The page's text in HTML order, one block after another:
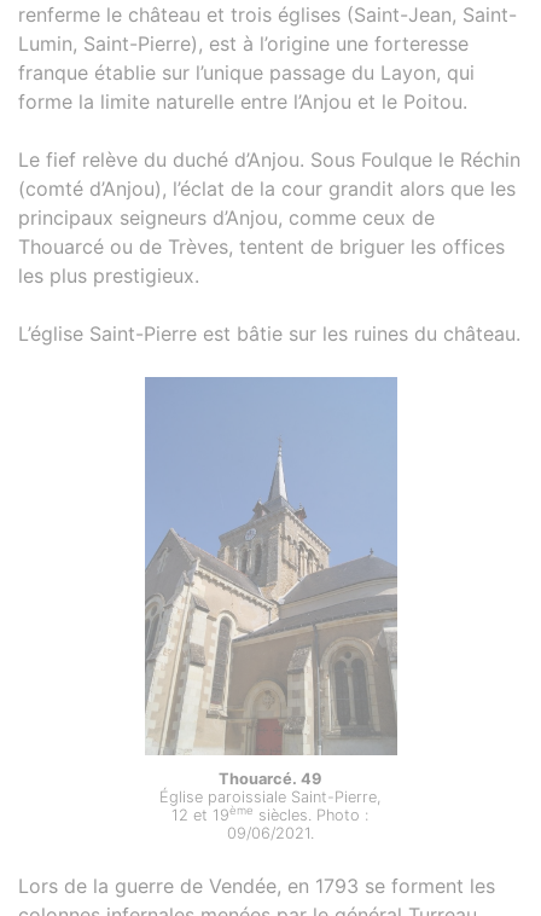
renferme le château et trois églises (Saint-Jean, Saint-
Lumin, Saint-Pierre), est à l’origine une forteresse
franque établie sur l’unique passage du Layon, qui
forme la limite naturelle entre l’Anjou et le Poitou.
Le fief relève du duché d’Anjou. Sous Foulque le Réchin
(comté d’Anjou), l’éclat de la cour grandit alors que les
principaux seigneurs d’Anjou, comme ceux de
Thouarcé ou de Trèves, tentent de briguer les offices
les plus prestigieux.
L’église Saint-Pierre est bâtie sur les ruines du château.
Thouarcé. 49
Église paroissiale Saint-Pierre,
12 et 19ème siècles. Photo :
09/06/2021.
Lors de la guerre de Vendée, en 1793 se forment les